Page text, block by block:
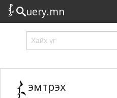
uery.mn
Сонирхолтой
Эрэлттэй
эмтрэх